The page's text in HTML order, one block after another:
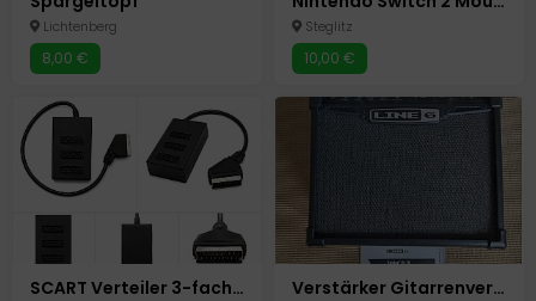
Lichtenberg
8,00 €
Steglitz
10,00 €
SCART Verteiler 3-fach Adapter 1x Stecker auf 3x Buchse TV Splitter Retro... Verstärker Gitarrenverstärker Line 6 Gitarren Combo Spider IV 15